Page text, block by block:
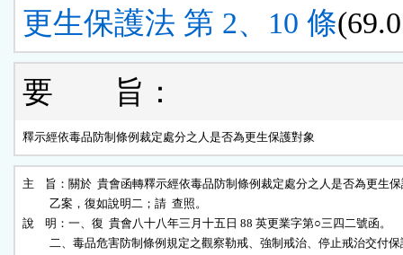
更生保護法 第 2、10 條
要 旨：
釋示經依毒品防制條例裁定處分之人是否為更生保護對象
主    旨：關於  貴會函轉釋示經依毒品防制條例裁定處分之人是否為更生
          乙案，復如說明二；請  查照。
說    明：一、復  貴會八十八年三月十五日 88 英更業字第○三四二號函。
二、毒品危害防制條例規定之觀察勒戒、強制戒治、停止戒治交付